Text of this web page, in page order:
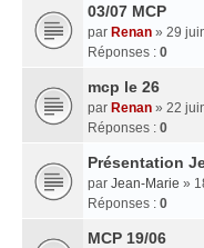
03/07 MCP
par Renan » 29
Réponses : 0
mcp le 26
par Renan » 22
Réponses : 0
Présentation
par Jean-Marie »
Réponses : 0
MCP 19/06